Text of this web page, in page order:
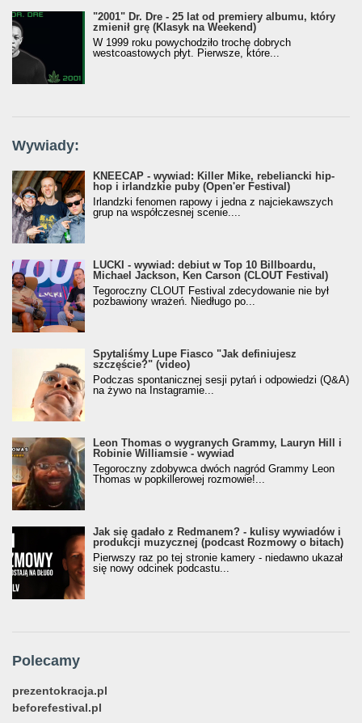
"2001" Dr. Dre - 25 lat od premiery albumu, który
zmienił grę (Klasyk na Weekend)
W 1999 roku powychodziło trochę dobrych
westcoastowych płyt. Pierwsze, które...
Wywiady:
KNEECAP - wywiad: Killer Mike, rebeliancki hip-
hop i irlandzkie puby (Open'er Festival)
Irlandzki fenomen rapowy i jedna z najciekawszych
grup na współczesnej scenie....
LUCKI - wywiad: debiut w Top 10 Billboardu,
Michael Jackson, Ken Carson (CLOUT Festival)
Tegoroczny CLOUT Festival zdecydowanie nie był
pozbawiony wrażeń. Niedługo po...
Spytaliśmy Lupe Fiasco "Jak definiujesz
szczęście?" (video)
Podczas spontanicznej sesji pytań i odpowiedzi (Q&A)
na żywo na Instagramie...
Leon Thomas o wygranych Grammy, Lauryn Hill i
Robinie Williamsie - wywiad
Tegoroczny zdobywca dwóch nagród Grammy Leon
Thomas w popkillerowej rozmowie!...
Jak się gadało z Redmanem? - kulisy wywiadów i
produkcji muzycznej (podcast Rozmowy o bitach)
Pierwszy raz po tej stronie kamery - niedawno ukazał
się nowy odcinek podcastu...
Polecamy
prezentokracja.pl
beforefestival.pl